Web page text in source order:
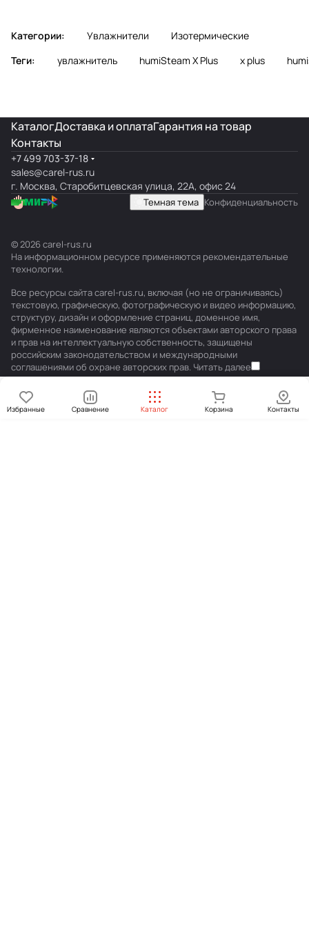
Избранные Сравнение Каталог Корзина Контакты
Категории: Увлажнители
Изотермические
Теги:
увлажнитель humiSteam X Plus x plus
КаталогДоставка и оплатаГарантия на товар
Контакты
+7 499 703-37-18
sales@carel-rus.ru
г. Москва, Старобитцевская улица, 22А, офис 24
Темная тема Конфиденциальность
© 2026 carel-rus.ru
На информационном ресурсе применяются рекомендательные
технологии.
Все ресурсы сайта carel-rus.ru, включая (но не ограничиваясь)
текстовую, графическую, фотографическую и видео информацию,
структуру, дизайн и оформление страниц, доменное имя,
фирменное наименование являются объектами авторского права
и прав на интеллектуальную собственность, защищены
российским законодательством и международными
соглашениями об охране авторских прав. Читать далее